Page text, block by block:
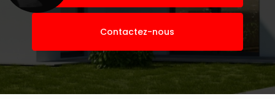
Contactez-nous
Voir le certificat